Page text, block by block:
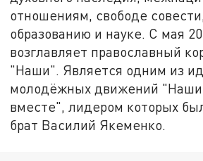
отношениям, свободе
образованию и науке. С мая
возглавляет православный
"Наши". Является одним из
молодёжных движений
вместе", лидером которых
брат Василий Якеменко.